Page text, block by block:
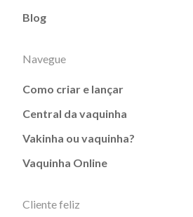
Blog
Navegue
Como criar e lançar
Central da vaquinha
Vakinha ou vaquinha?
Vaquinha Online
Cliente feliz